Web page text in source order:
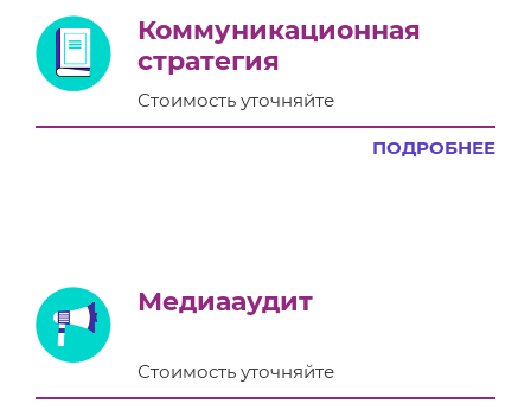
Коммуникационная
стратегия
Стоимость уточняйте
ПОДРОБНЕЕ
Медиааудит
Стоимость уточняйте